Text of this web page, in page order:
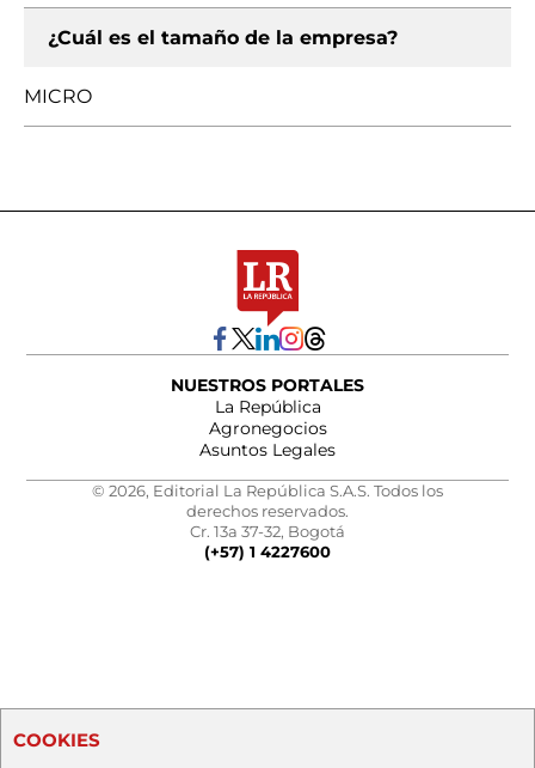
¿Cuál es el tamaño de la empresa?
MICRO
NUESTROS PORTALES
La República
Agronegocios
Asuntos Legales
© 2026, Editorial La República S.A.S. Todos los
derechos reservados.
Cr. 13a 37-32, Bogotá
(+57) 1 4227600
COOKIES